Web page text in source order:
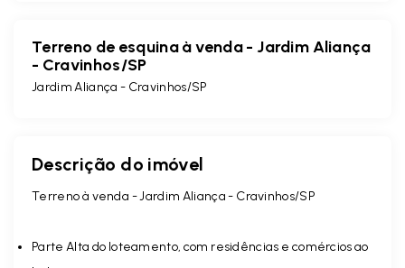
Terreno de esquina à venda - Jardim Aliança
- Cravinhos/SP
Jardim Aliança - Cravinhos/SP
Descrição do imóvel
Terreno à venda - Jardim Aliança - Cravinhos/SP
Parte Alta do loteamento, com residências e comércios ao